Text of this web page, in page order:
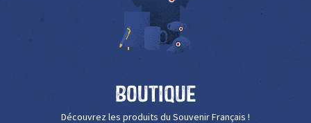
Boutique
Découvrez les produits du Souvenir Français !